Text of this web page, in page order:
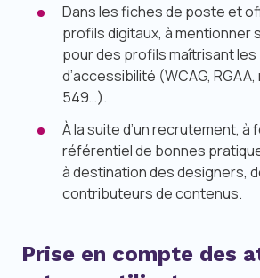
Dans les fiches de poste et
profils digitaux, à mentionner
pour des profils maîtrisant
d’accessibilité (WCAG, RGAA,
549…).
À la suite d’un recrutement, à
référentiel de bonnes
à destination desdesigners,
contributeurs de contenus.
Prise en compte des